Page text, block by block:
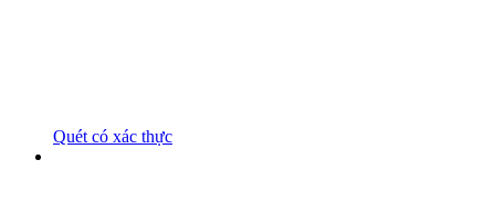
Quét có xác thực